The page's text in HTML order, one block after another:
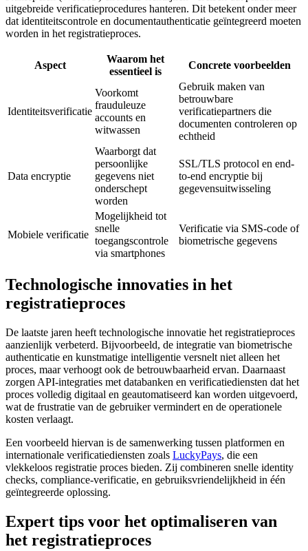
uitgebreide verificatieprocedures hanteren. Dit betekent onder meer
dat identiteitscontrole en documentauthenticatie geïntegreerd moeten
worden in het registratieproces.
Aspect
Waarom het
essentieel is
Concrete voorbeelden
Identiteitsverificatie
Voorkomt
frauduleuze
accounts en
witwassen
Gebruik maken van
betrouwbare
verificatiepartners die
documenten controleren op
echtheid
Data encryptie
Waarborgt dat
persoonlijke
gegevens niet
onderschept
worden
SSL/TLS protocol en end-
to-end encryptie bij
gegevensuitwisseling
Mobiele verificatie
Mogelijkheid tot
snelle
toegangscontrole
via smartphones
Verificatie via SMS-code of
biometrische gegevens
Technologische innovaties in het
registratieproces
De laatste jaren heeft technologische innovatie het registratieproces
aanzienlijk verbeterd. Bijvoorbeeld, de integratie van biometrische
authenticatie en kunstmatige intelligentie versnelt niet alleen het
proces, maar verhoogt ook de betrouwbaarheid ervan. Daarnaast
zorgen API-integraties met databanken en verificatiediensten dat het
proces volledig digitaal en geautomatiseerd kan worden uitgevoerd,
wat de frustratie van de gebruiker vermindert en de operationele
kosten verlaagt.
Een voorbeeld hiervan is de samenwerking tussen platformen en
internationale verificatiediensten zoals LuckyPays, die een
vlekkeloos registratie proces bieden. Zij combineren snelle identity
checks, compliance-verificatie, en gebruiksvriendelijkheid in één
geïntegreerde oplossing.
Expert tips voor het optimaliseren van
het registratieproces